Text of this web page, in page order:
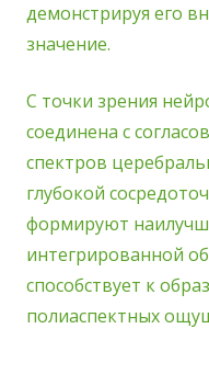
демонстрируя его
значение.
С точки зрения
соединена с
спектров
глубокой
формируют
интегрированной
способствует к
полиаспектных